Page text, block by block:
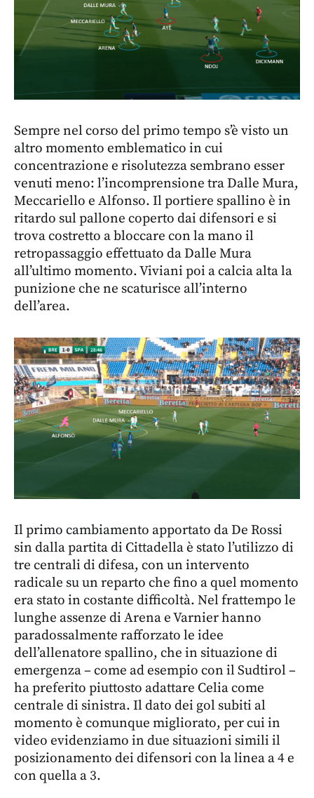
Sempre nel corso del primo tempo s’è visto un
altro momento emblematico in cui
concentrazione e risolutezza sembrano esser
venuti meno: l’incomprensione tra Dalle Mura,
Meccariello e Alfonso. Il portiere spallino è in
ritardo sul pallone coperto dai difensori e si
trova costretto a bloccare con la mano il
retropassaggio effettuato da Dalle Mura
all’ultimo momento. Viviani poi a calcia alta la
punizione che ne scaturisce all’interno
dell’area.
Il primo cambiamento apportato da De Rossi
sin dalla partita di Cittadella è stato l’utilizzo di
tre centrali di difesa, con un intervento
radicale su un reparto che fino a quel momento
era stato in costante difficoltà. Nel frattempo le
lunghe assenze di Arena e Varnier hanno
paradossalmente rafforzato le idee
dell’allenatore spallino, che in situazione di
emergenza – come ad esempio con il Sudtirol –
ha preferito piuttosto adattare Celia come
centrale di sinistra. Il dato dei gol subiti al
momento è comunque migliorato, per cui in
video evidenziamo in due situazioni simili il
posizionamento dei difensori con la linea a 4 e
con quella a 3.